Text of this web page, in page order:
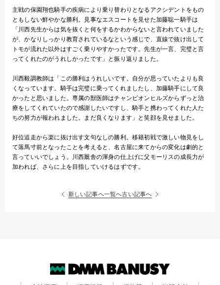
主戦の保園翔也騎手の疾病により乗り替わりとなるアクシデントをもの
ともしない鮮やかな勝利。見事なエスコートを見せた加藤聡一騎手は
「川西先生からは気を抜くと何をするかわからないと言われていました
が、かなりしっかり教育されているなという感じで、直線で抜け出して
トモが流れた以外はすごく乗りやすかったです。先生が一言、完璧と言
ってくれたのがうれしかったです」と振り返りました。
川西毅調教師は「この勝利はうれしいです。自分が思っていたよりも良
くなっています。騎手は完璧に乗ってくれましたし、加藤騎手にして良
かったと思いました。専属の獣医師はチャンピオンヒルズからずっと治
療をしてくれていたので感謝したいですし、騎手と携わってくれた人た
ちの努力が報われました。まだ良くなります」と笑顔を見せました。
好位追走から楽に抜け出す文句なしの勝利。移籍初戦で激しい物見をし
て落馬寸前となったことを考えると、名古屋に来てからの変化は劇的と
言っていいでしょう。川西厩舎の渾身の仕上げに父モーリスの成長力が
加われば、さらに上を目指していけるはずです。
新しい記事へ一覧へ古い記事へ